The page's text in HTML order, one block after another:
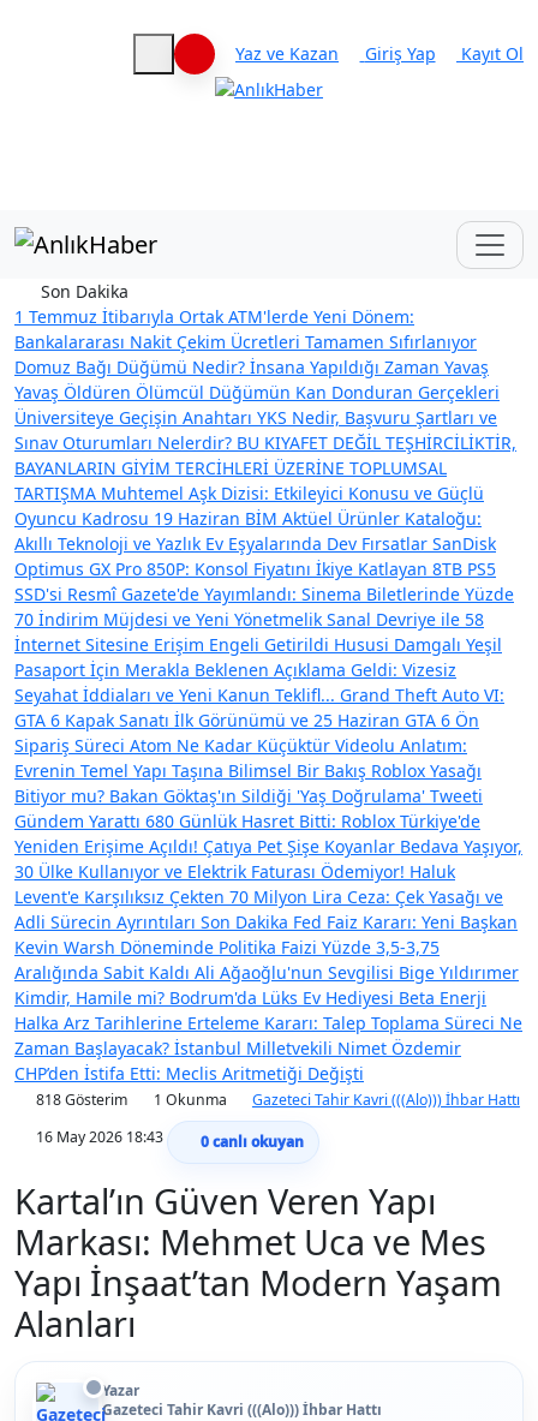
Haberleri keşfet
Yaz ve Kazan Giriş Yap Kayıt Ol
Son Dakika
1 Temmuz İtibarıyla Ortak ATM'lerde Yeni Dönem:
Bankalararası Nakit Çekim Ücretleri Tamamen Sıfırlanıyor
Domuz Bağı Düğümü Nedir? İnsana Yapıldığı Zaman Yavaş
Yavaş Öldüren Ölümcül Düğümün Kan Donduran Gerçekleri
Üniversiteye Geçişin Anahtarı YKS Nedir, Başvuru Şartları ve
Sınav Oturumları Nelerdir? BU KIYAFET DEĞİL TEŞHİRCİLİKTİR,
BAYANLARIN GİYİM TERCİHLERİ ÜZERİNE TOPLUMSAL
TARTIŞMA Muhtemel Aşk Dizisi: Etkileyici Konusu ve Güçlü
Oyuncu Kadrosu 19 Haziran BİM Aktüel Ürünler Kataloğu:
Akıllı Teknoloji ve Yazlık Ev Eşyalarında Dev Fırsatlar SanDisk
Optimus GX Pro 850P: Konsol Fiyatını İkiye Katlayan 8TB PS5
SSD'si Resmî Gazete'de Yayımlandı: Sinema Biletlerinde Yüzde
70 İndirim Müjdesi ve Yeni Yönetmelik Sanal Devriye ile 58
İnternet Sitesine Erişim Engeli Getirildi Hususi Damgalı Yeşil
Pasaport İçin Merakla Beklenen Açıklama Geldi: Vizesiz
Seyahat İddiaları ve Yeni Kanun Teklifl... Grand Theft Auto VI:
GTA 6 Kapak Sanatı İlk Görünümü ve 25 Haziran GTA 6 Ön
Sipariş Süreci Atom Ne Kadar Küçüktür Videolu Anlatım:
Evrenin Temel Yapı Taşına Bilimsel Bir Bakış Roblox Yasağı
Bitiyor mu? Bakan Göktaş'ın Sildiği 'Yaş Doğrulama' Tweeti
Gündem Yarattı 680 Günlük Hasret Bitti: Roblox Türkiye'de
Yeniden Erişime Açıldı! Çatıya Pet Şişe Koyanlar Bedava Yaşıyor,
30 Ülke Kullanıyor ve Elektrik Faturası Ödemiyor! Haluk
Levent'e Karşılıksız Çekten 70 Milyon Lira Ceza: Çek Yasağı ve
Adli Sürecin Ayrıntıları Son Dakika Fed Faiz Kararı: Yeni Başkan
Kevin Warsh Döneminde Politika Faizi Yüzde 3,5-3,75
Aralığında Sabit Kaldı Ali Ağaoğlu'nun Sevgilisi Bige Yıldırımer
Kimdir, Hamile mi? Bodrum'da Lüks Ev Hediyesi Beta Enerji
Halka Arz Tarihlerine Erteleme Kararı: Talep Toplama Süreci Ne
Zaman Başlayacak? İstanbul Milletvekili Nimet Özdemir
CHP’den İstifa Etti: Meclis Aritmetiği Değişti
818 Gösterim 1 Okunma
Gazeteci Tahir Kavri (((Alo))) İhbar Hattı
16 May 2026 18:43
0canlı okuyan
Kartal’ın Güven Veren Yapı
Markası: Mehmet Uca ve Mes
Yapı İnşaat’tan Modern Yaşam
Alanları
Yazar
Gazeteci Tahir Kavri (((Alo))) İhbar Hattı